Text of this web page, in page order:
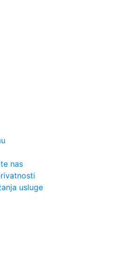
nas
usluge